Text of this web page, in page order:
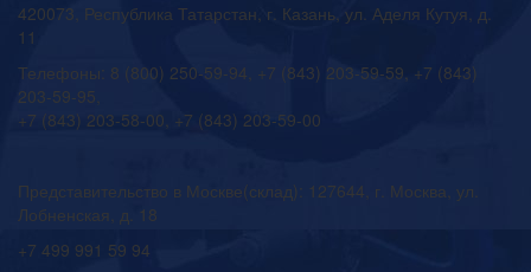
420073, Республика Татарстан, г. Казань, ул. Аделя Кутуя, д.
11
Телефоны: 8 (800) 250-59-94, +7 (843) 203-59-59, +7 (843)
203-59-95,
+7 (843) 203-58-00, +7 (843) 203-59-00
Представительство в Москве(склад): 127644, г. Москва, ул.
Лобненская, д. 18
+7 499 991 59 94